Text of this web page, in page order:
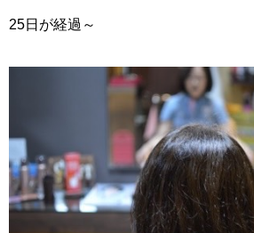
25日が経過～